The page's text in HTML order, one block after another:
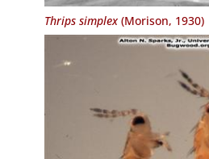
Thrips simplex(Morison, 1930)